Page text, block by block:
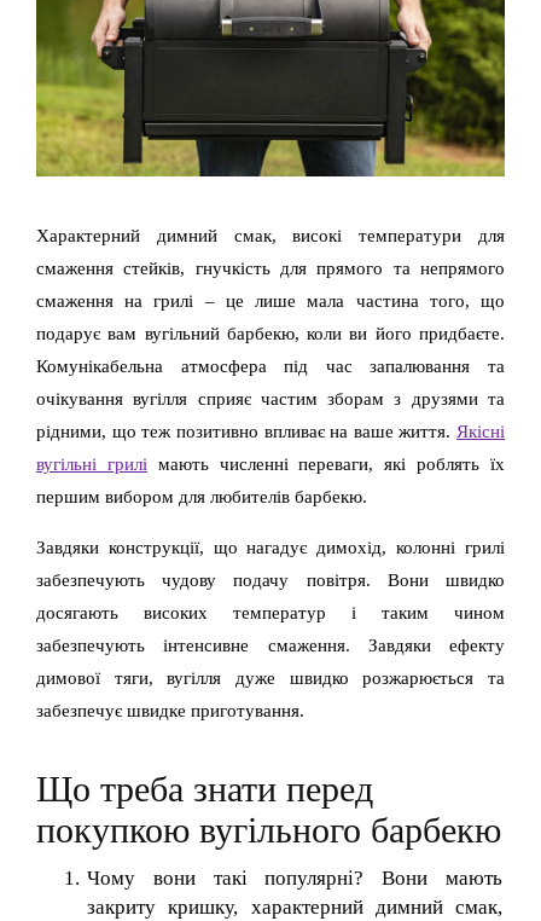
Характерний димний смак, високі температури для
смаження стейків, гнучкість для прямого та непрямого
смаження на грилі – це лише мала частина того, що
подарує вам вугільний барбекю, коли ви його придбаєте.
Комунікабельна атмосфера під час запалювання та
очікування вугілля сприяє частим зборам з друзями та
рідними, що теж позитивно впливає на ваше життя. Якісні
вугільні грилі мають численні переваги, які роблять їх
першим вибором для любителів барбекю.
Завдяки конструкції, що нагадує димохід, колонні грилі
забезпечують чудову подачу повітря. Вони швидко
досягають високих температур і таким чином
забезпечують інтенсивне смаження. Завдяки ефекту
димової тяги, вугілля дуже швидко розжарюється та
забезпечує швидке приготування.
Що треба знати перед
покупкою вугільного барбекю
Чому вони такі популярні? Вони мають
закриту кришку, характерний димний смак,